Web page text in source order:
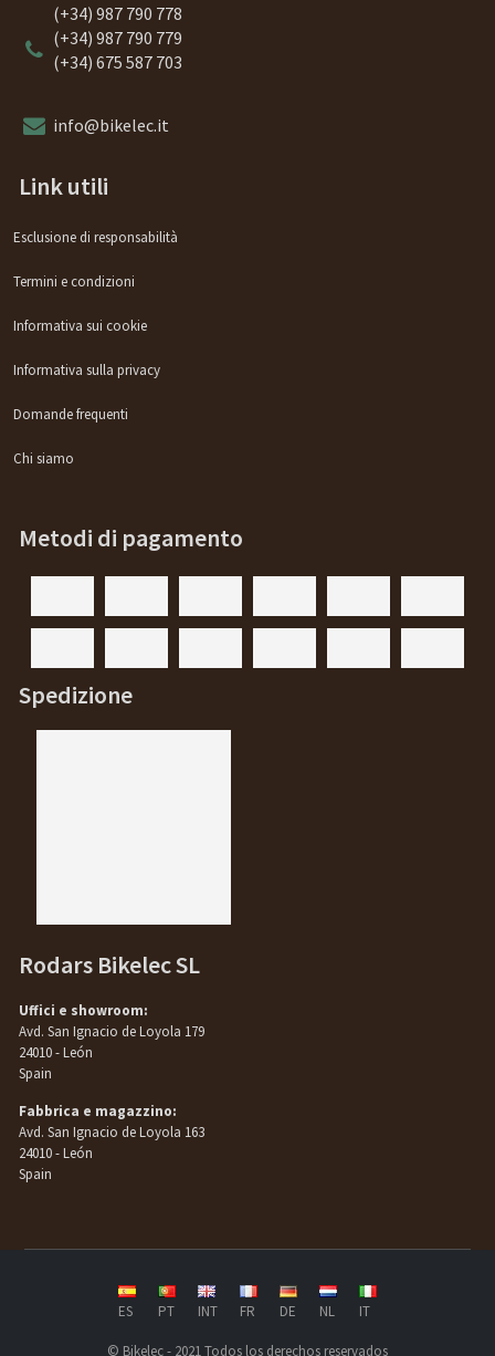
(+34) 987 790 778
(+34) 987 790 779
(+34) 675 587 703
info@bikelec.it
Link utili
Esclusione di responsabilità
Termini e condizioni
Informativa sui cookie
Informativa sulla privacy
Domande frequenti
Chi siamo
Metodi di pagamento
Spedizione
Rodars Bikelec SL
Uffici e showroom:
Avd. San Ignacio de Loyola 179
24010 - León
Spain
Fabbrica e magazzino:
Avd. San Ignacio de Loyola 163
24010 - León
Spain
ES PT INT FR DE NL IT
© Bikelec - 2021 Todos los derechos reservados